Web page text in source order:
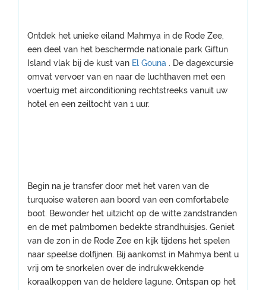
Ontdek het unieke eiland Mahmya in de Rode Zee,
een deel van het beschermde nationale park Giftun
Island vlak bij de kust van El Gouna . De dagexcursie
omvat vervoer van en naar de luchthaven met een
voertuig met airconditioning rechtstreeks vanuit uw
hotel en een zeiltocht van 1 uur.
Begin na je transfer door met het varen van de
turquoise wateren aan boord van een comfortabele
boot. Bewonder het uitzicht op de witte zandstranden
en de met palmbomen bedekte strandhuisjes. Geniet
van de zon in de Rode Zee en kijk tijdens het spelen
naar speelse dolfijnen. Bij aankomst in Mahmya bent u
vrij om te snorkelen over de indrukwekkende
koraalkoppen van de heldere lagune. Ontspan op het